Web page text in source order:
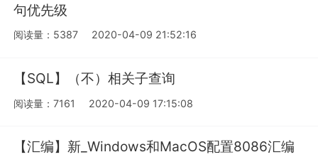
句优先级
阅读量：5387 2020-04-09 21:52:16
【SQL】（不）相关子查询
阅读量：7161 2020-04-09 17:15:08
【汇编】新_Windows和MacOS配置8086汇编